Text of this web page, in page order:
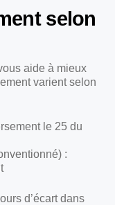
selon
aide à mieux
varient selon
le 25 du
:
d’écart dans